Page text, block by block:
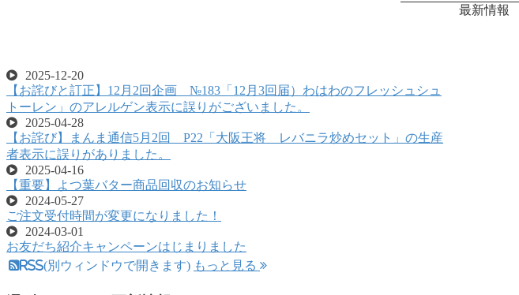
最新情報
2025-12-20
【お詫びと訂正】12月2回企画 №183「12月3回届）わはわのフレッシュシュ
トーレン」のアレルゲン表示に誤りがございました。
2025-04-28
【お詫び】まんま通信5月2回 P22「大阪王将 レバニラ炒めセット」の生産
者表示に誤りがありました。
2025-04-16
【重要】よつ葉バター商品回収のお知らせ
2024-05-27
ご注文受付時間が変更になりました！
2024-03-01
お友だち紹介キャンペーンはじまりました
RSS(別ウィンドウで開きます) もっと見る